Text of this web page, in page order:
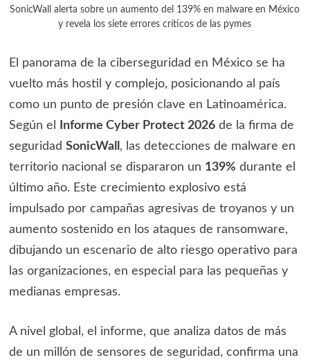
SonicWall alerta sobre un aumento del 139% en malware en México
y revela los siete errores críticos de las pymes
El panorama de la ciberseguridad en México se ha
vuelto más hostil y complejo, posicionando al país
como un punto de presión clave en Latinoamérica.
Según el
Informe Cyber Protect 2026de la firma de
seguridad SonicWall , las detecciones de malware en
territorio nacional se dispararon un 139% durante el
último año. Este crecimiento explosivo está
impulsado por campañas agresivas de troyanos y un
aumento sostenido en los ataques de ransomware,
dibujando un escenario de alto riesgo operativo para
las organizaciones, en especial para las pequeñas y
medianas empresas.
A nivel global, el informe, que analiza datos de más
de un millón de sensores de seguridad, confirma una